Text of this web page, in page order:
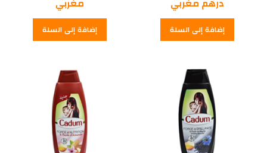
هو:
40.00
الحالي
هو:إضافة إلى السلة
هو:
80.00
الحالي
هو:
إضافة إلى السلة